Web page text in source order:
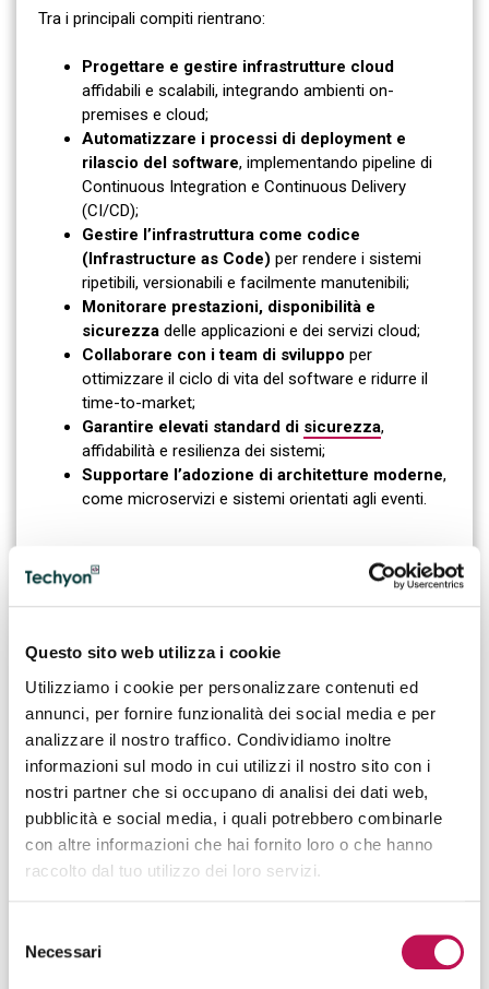
Questo sito web utilizza i cookie
Utilizziamo i cookie per personalizzare contenuti ed
annunci, per fornire funzionalità dei social media e per
analizzare il nostro traffico. Condividiamo inoltre
informazioni sul modo in cui utilizzi il nostro sito con i
nostri partner che si occupano di analisi dei dati web,
pubblicità e social media, i quali potrebbero combinarle
con altre informazioni che hai fornito loro o che hanno
raccolto dal tuo utilizzo dei loro servizi.
delNecessari
Tra i principali compiti rientrano:
Progettare e gestire infrastrutture cloud
affidabili e scalabili, integrando ambienti on-
premises e cloud;
Automatizzare i processi di deployment e
rilascio del software, implementando pipeline di
Continuous Integration e Continuous Delivery
(CI/CD);
Gestire l’infrastruttura come codice
(Infrastructure as Code) per rendere i sistemi
ripetibili, versionabili e facilmente manutenibili;
Monitorare prestazioni, disponibilità e
sicurezza delle applicazioni e dei servizi cloud;
Collaborare con i team di sviluppo per
ottimizzare il ciclo di vita del software e ridurre il
time-to-market;
Garantire elevati standard di sicurezza,
affidabilità e resilienza dei sistemi;
Supportare l’adozione di architetture moderne,
come microservizi e sistemi orientati agli eventi.
COMPETENZE DEL CLOUD DEVOPS
competenze tecniche avanzate e capacità trasversali. La
formazione di base include spesso una laurea in
Informatica,Ingegneria Informaticao discipline STEM,
accompagnata da una forte esperienza pratica su
ambienti cloud.
Tra le competenze tecniche più richieste rientrano:
infrastrutture cloud,
ibride e multi-cloud